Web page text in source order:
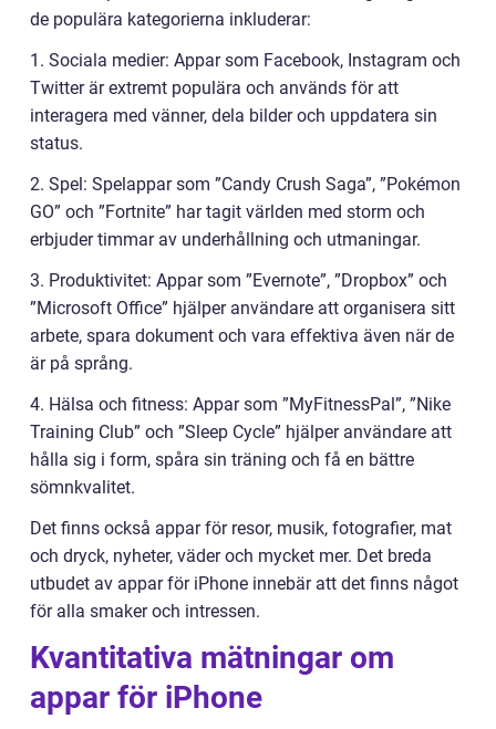
de populära kategorierna inkluderar:
1. Sociala medier: Appar som Facebook, Instagram och
Twitter är extremt populära och används för att
interagera med vänner, dela bilder och uppdatera sin
status.
2. Spel: Spelappar som ”Candy Crush Saga”, ”Pokémon
GO” och ”Fortnite” har tagit världen med storm och
erbjuder timmar av underhållning och utmaningar.
3. Produktivitet: Appar som ”Evernote”, ”Dropbox” och
”Microsoft Office” hjälper användare att organisera sitt
arbete, spara dokument och vara effektiva även när de
är på språng.
4. Hälsa och fitness: Appar som ”MyFitnessPal”, ”Nike
Training Club” och ”Sleep Cycle” hjälper användare att
hålla sig i form, spåra sin träning och få en bättre
sömnkvalitet.
Det finns också appar för resor, musik, fotografier, mat
och dryck, nyheter, väder och mycket mer. Det breda
utbudet av appar för iPhone innebär att det finns något
för alla smaker och intressen.
Kvantitativa mätningar om
appar för iPhone